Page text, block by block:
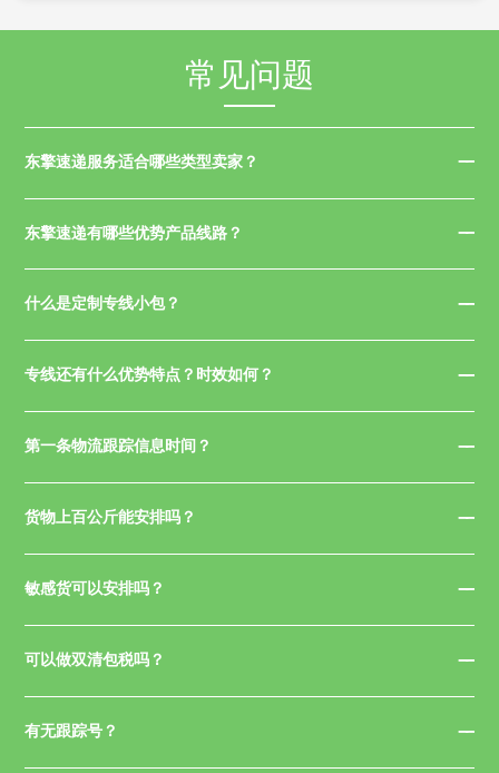
常见问题
东擎速递服务适合哪些类型卖家？
东擎速递有哪些优势产品线路？
什么是定制专线小包？
专线还有什么优势特点？时效如何？
第一条物流跟踪信息时间？
货物上百公斤能安排吗？
敏感货可以安排吗？
可以做双清包税吗？
有无跟踪号？